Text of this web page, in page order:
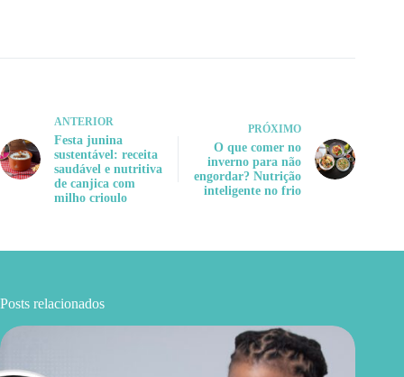
ANTERIOR
Festa junina
sustentável: receita
saudável e nutritiva
de canjica com
milho crioulo
PRÓXIMO
O que comer no
inverno para não
engordar? Nutrição
inteligente no frio
Posts relacionados